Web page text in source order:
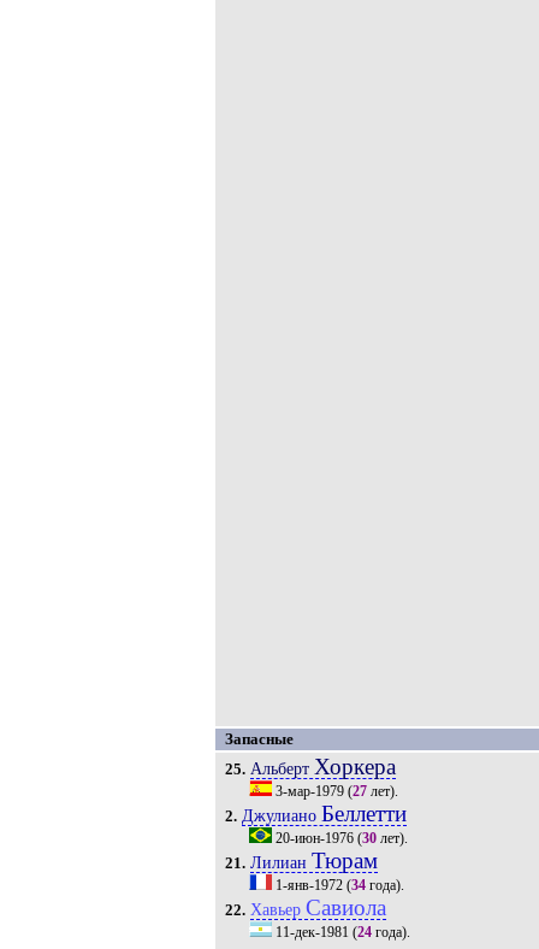
Запасные
25. Альберт Хоркера
3-мар-1979(27лет).
2. Джулиано Беллетти
20-июн-1976(30лет).
21. Лилиан Тюрам
1-янв-1972(34года).
22. Хавьер Савиола
11-дек-1981 (24года).